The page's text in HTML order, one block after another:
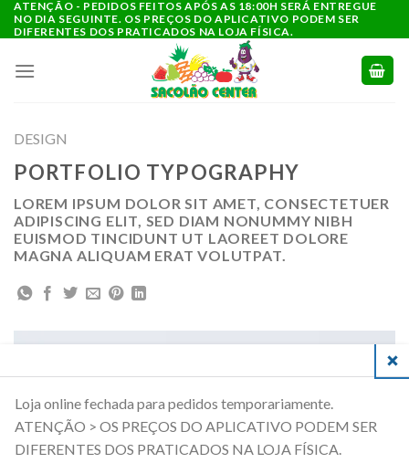
para
conteúdo
ATENÇÃO - PEDIDOS FEITOS APÓS AS 18:00H SERÁ ENTREGUE
NO DIA SEGUINTE. OS PREÇOS DO APLICATIVO PODEM SER
DIFERENTES DOS PRATICADOS NA LOJA FÍSICA.
DESIGN
PORTFOLIO TYPOGRAPHY
LOREM IPSUM DOLOR SIT AMET, CONSECTETUER
ADIPISCING ELIT, SED DIAM NONUMMY NIBH
EUISMOD TINCIDUNT UT LAOREET DOLORE
MAGNA ALIQUAM ERAT VOLUTPAT.
Loja online fechada para pedidos temporariamente.
ATENÇÃO > OS PREÇOS DO APLICATIVO PODEM SER
DIFERENTES DOS PRATICADOS NA LOJA FÍSICA.